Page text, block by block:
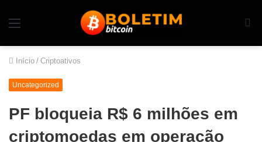
Início / Criptoativos
Uncategorized
PF bloqueia R$ 6 milhões em
criptomoedas em operação